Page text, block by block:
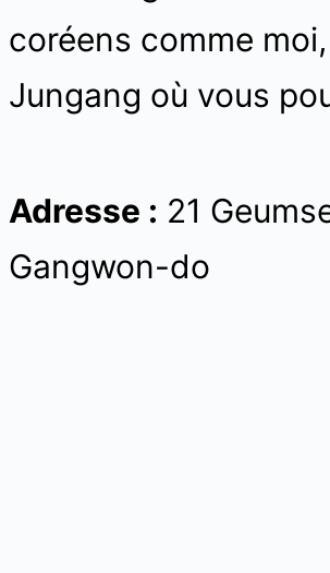
coréens comme
Jungang où vous
Adresse : 21
Gangwon-do